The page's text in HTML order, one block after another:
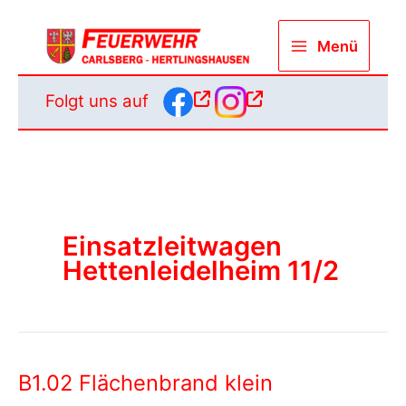
springen
Menü
Folgt uns auf
Einsatzleitwagen
Hettenleidelheim 11/2
B1.02 Flächenbrand klein